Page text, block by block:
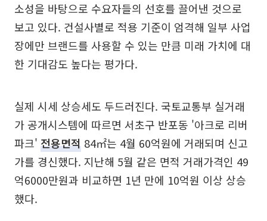
소성을 바탕으로 수요자들의 선호를 끌어낸 것으로
보고 있다. 건설사별로 적용 기준이 엄격해 일부 사업
장에만 브랜드를 사용할 수 있는 만큼 미래 가치에 대
한 기대감도 높다는 평가다.
실제 시세 상승세도 두드러진다. 국토교통부 실거래
가 공개시스템에 따르면 서초구 반포동 '아크로 리버
파크' 전용면적 84㎡는 4월 60억원에 거래되며 신고
가를 경신했다. 지난해 5월 같은 면적 거래가격인 49
억6000만원과 비교하면 1년 만에 10억원 이상 상승
했다.